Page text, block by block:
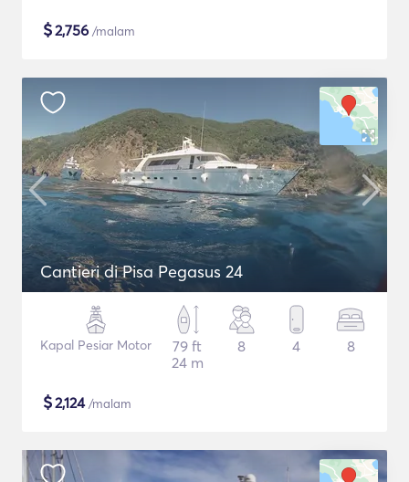
$2,756 /malam
Cantieri di Pisa Pegasus 24
Kapal Pesiar Motor
79 ft
24 m
8 4 8
$2,124/malam